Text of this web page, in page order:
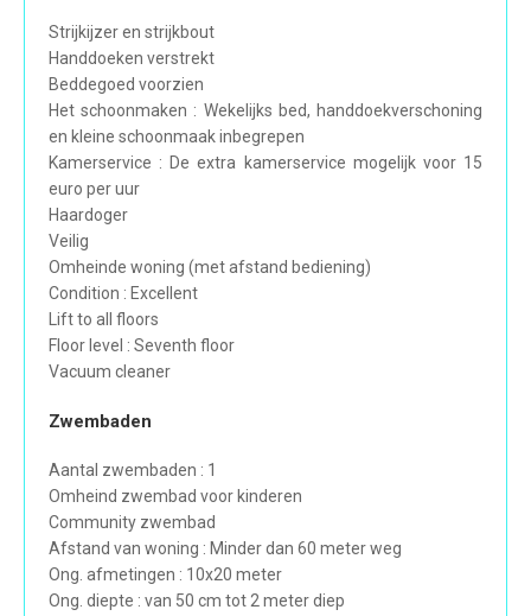
Strijkijzer en strijkbout
Handdoeken verstrekt
Beddegoed voorzien
Het schoonmaken : Wekelijks bed, handdoekverschoning
en kleine schoonmaak inbegrepen
Kamerservice : De extra kamerservice mogelijk voor 15
euro per uur
Haardoger
Veilig
Omheinde woning (met afstand bediening)
Condition : Excellent
Lift to all floors
Floor level : Seventh floor
Vacuum cleaner
Zwembaden
Aantal zwembaden : 1
Omheind zwembad voor kinderen
Community zwembad
Afstand van woning : Minder dan 60 meter weg
Ong. afmetingen : 10x20 meter
Ong. diepte : van 50 cm tot 2 meter diep